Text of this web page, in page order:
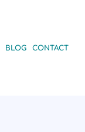
BLOG CONTACT